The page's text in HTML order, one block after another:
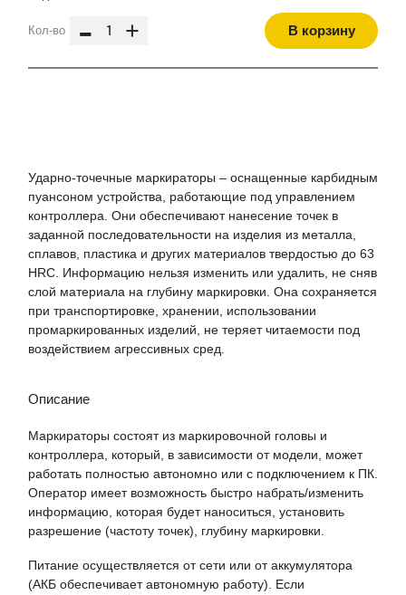
Кол-во - + В корзину
Ударно-точечные маркираторы – оснащенные карбидным
пуансоном устройства, работающие под управлением
контроллера. Они обеспечивают нанесение точек в
заданной последовательности на изделия из металла,
сплавов, пластика и других материалов твердостью до 63
HRC. Информацию нельзя изменить или удалить, не сняв
слой материала на глубину маркировки. Она сохраняется
при транспортировке, хранении, использовании
промаркированных изделий, не теряет читаемости под
воздействием агрессивных сред.
Описание
Маркираторы состоят из маркировочной головы и
контроллера, который, в зависимости от модели, может
работать полностью автономно или с подключением к ПК.
Оператор имеет возможность быстро набрать/изменить
информацию, которая будет наноситься, установить
разрешение (частоту точек), глубину маркировки.
Питание осуществляется от сети или от аккумулятора
(АКБ обеспечивает автономную работу). Если